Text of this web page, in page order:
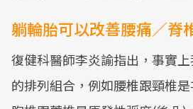
躺輪胎可以改善腰痛／脊
復健科醫師李炎諭指出，事實
的排列組合，例如腰椎跟頸椎